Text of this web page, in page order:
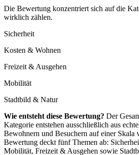
Die Bewertung konzentriert sich auf die
wirklich zählen.
Sicherheit
Kosten & Wohnen
Freizeit & Ausgehen
Mobilität
Stadtbild & Natur
Wie entsteht diese Bewertung? Der
Kategorie entstehen ausschließlich aus
Bewohnern und Besuchern auf einer Skala
Bewertung deckt fünf Themen ab:
Mobilität, Freizeit & Ausgehen sowie